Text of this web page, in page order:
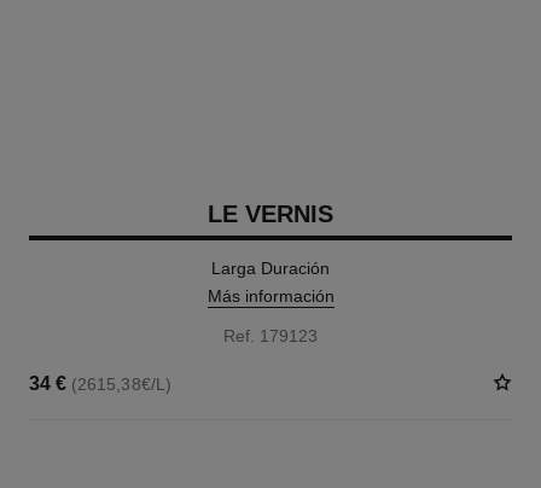
LE VERNIS
Larga Duración
Más información
Ref. 179123
34 € (2615,38€/L)